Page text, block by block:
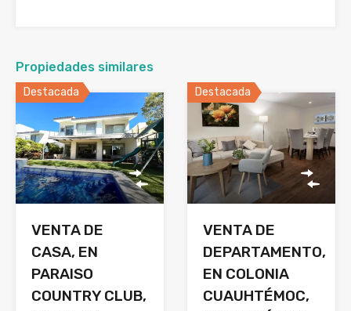
Propiedades similares
Destacada
VENTA DE
CASA, EN
PARAISO
COUNTRY CLUB,
Destacada
VENTA DE
DEPARTAMENTO,
EN COLONIA
CUAUHTÉMOC,